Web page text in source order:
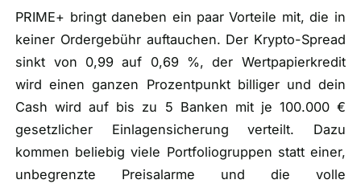
PRIME+ bringt daneben ein paar Vorteile mit, die in
keiner Ordergebühr auftauchen. Der Krypto-Spread
sinkt von 0,99 auf 0,69 %, der Wertpapierkredit
wird einen ganzen Prozentpunkt billiger und dein
Cash wird auf bis zu 5 Banken mit je 100.000 €
gesetzlicher Einlagensicherung verteilt. Dazu
kommen beliebig viele Portfoliogruppen statt einer,
unbegrenzte Preisalarme und die volle